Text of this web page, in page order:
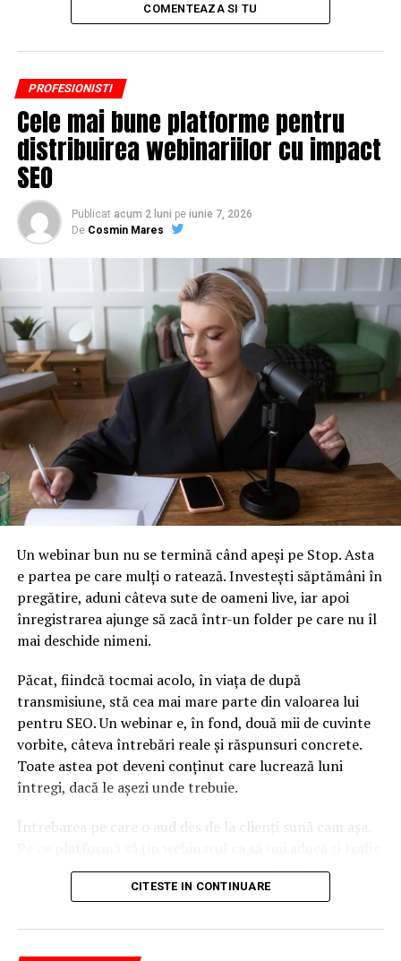
COMENTEAZA SI TU
PROFESIONISTI
Cele mai bune platforme pentru
distribuirea webinariilor cu impact
SEO
Publicat acum 2 luni pe iunie 7, 2026
De Cosmin Mares
Un webinar bun nu se termină când apeși pe Stop. Asta
e partea pe care mulți o ratează. Investești săptămâni în
pregătire, aduni câteva sute de oameni live, iar apoi
înregistrarea ajunge să zacă într-un folder pe care nu îl
mai deschide nimeni.
Păcat, fiindcă tocmai acolo, în viața de după
transmisiune, stă cea mai mare parte din valoarea lui
pentru SEO. Un webinar e, în fond, două mii de cuvinte
vorbite, câteva întrebări reale și răspunsuri concrete.
Toate astea pot deveni conținut care lucrează luni
întregi, dacă le așezi unde trebuie.
Întrebarea pe care o aud des de la clienți sună cam așa.
din Google, nu doar lead-uri pe moment? Răspunsul
scurt e că platforma contează, dar nu în felul în care
Nu cel mai tare software câștigă, ci acela care îți lasă
CITESTE IN CONTINUARE